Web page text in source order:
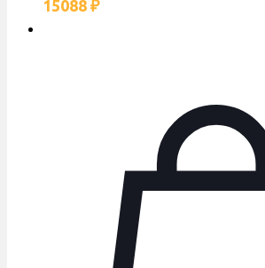
15088 ₽